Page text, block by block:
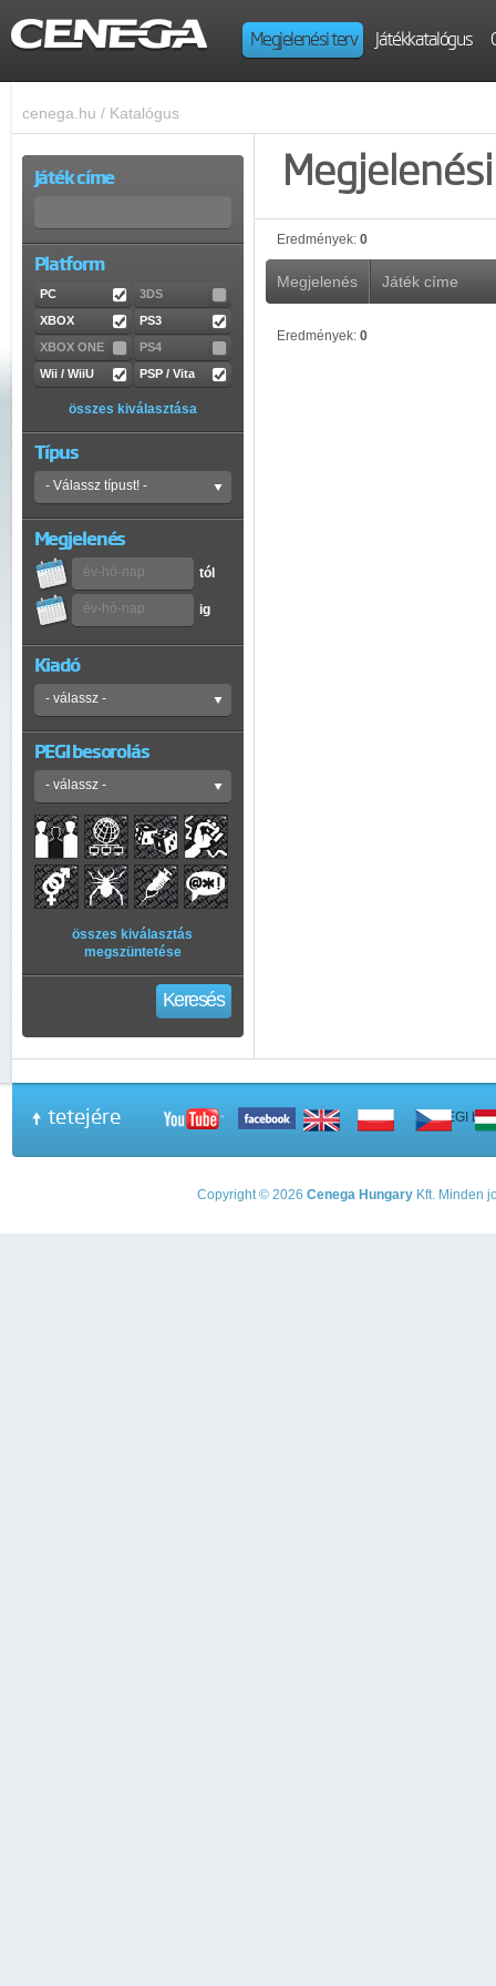
Megjelenési terv Játékkatalógus
cenega.hu / Katalógus
Játék címe
Platform
PC
3DS
XBOX
PS3
XBOX ONE
PS4
Wii / WiiU
PSP / Vita
összes kiválasztása
Típus
Megjelenés
tól
ig
Kiadó
PEGI besorolás
összes kiválasztás
megszüntetése
Keresés
Eredmények: 0
Megjelenés Játék címe
Eredmények: 0
tetejére A PEGI
Copyright © 2026 Cenega Hungary Kft. Minden